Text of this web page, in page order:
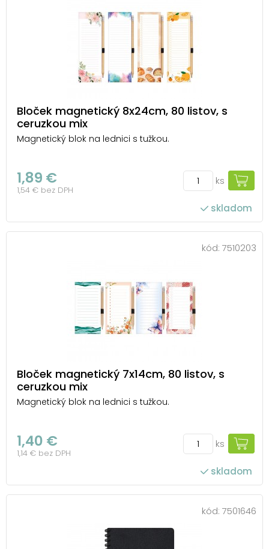
Bloček magnetický 8x24cm, 80 listov, s
ceruzkou mix
Magnetický blok na lednici s tužkou.
1,89 €
1,54 € bez DPH
ks
skladom
kód: 7510203
Bloček magnetický 7x14cm, 80 listov, s
ceruzkou mix
Magnetický blok na lednici s tužkou.
1,40 €
1,14 € bez DPH
ks
skladom
kód: 7501646